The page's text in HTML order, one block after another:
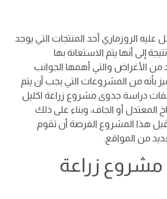
عليه الروزماري أحد المنتجات التي يوجد
إلى أنها يتم الاستعانة بها
من الأغراض والتي أهمها الجوانب
بأنه من المشروعات التي يجب أن يتم
دراسة جدوى مشروع زراعة اكليل
المعتدل أو الجاف، وبناء على ذلك
هذا المشروع الفرصة أن تقوم
من المواقع.
مشروع زراعة